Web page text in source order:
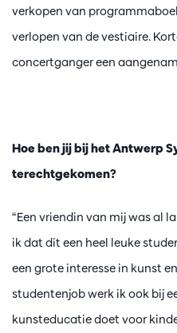
verkopen van
verlopen van de vestiaire.
concertganger een
Hoe ben jij bij het Antwerp
terechtgekomen?
“Een vriendin van mij was al
ik dat dit een heel leuke
een grote interesse in kunst
studentenjob werk ik ook bij
kunsteducatie doet voor